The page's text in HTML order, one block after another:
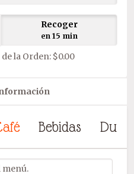
Recoger
en 15 min
la Orden: $0.00
Bebidas